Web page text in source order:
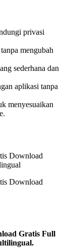
privasi
mengubah
sederhana dan
aplikasi tanpa
menyesuaikan
Gratis Full